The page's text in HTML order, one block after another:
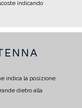
indicando
indica la posizione.
dietro alla